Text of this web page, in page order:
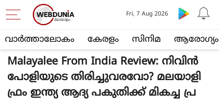
വാര്‍ത്താലോകം കേരളം സിനിമ ആരോഗ്യം
Fri, 7 Aug 2026
Malayalee From India Review: നിവിന്‍
പോളിയുടെ തിരിച്ചുവരവോ? മലയാളി
ഫ്രം ഇന്ത്യ ആദ്യ പകുതിക്ക് മികച്ച പ്ര